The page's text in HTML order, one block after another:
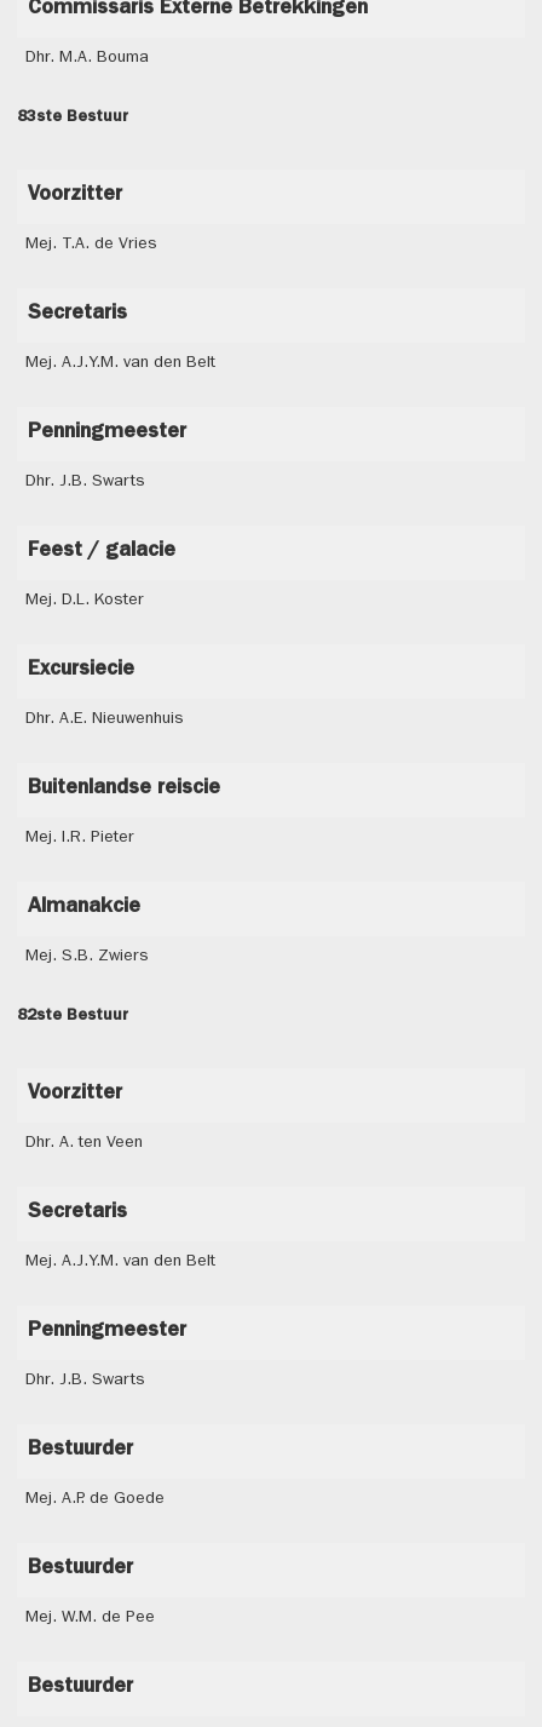
Commissaris Externe Betrekkingen
Dhr. M.A. Bouma
83ste Bestuur
Voorzitter
Mej. T.A. de Vries
Secretaris
Mej. A.J.Y.M. van den Belt
Penningmeester
Dhr. J.B. Swarts
Feest / galacie
Mej. D.L. Koster
Excursiecie
Dhr. A.E. Nieuwenhuis
Buitenlandse reiscie
Mej. I.R. Pieter
Almanakcie
Mej. S.B. Zwiers
82ste Bestuur
Voorzitter
Dhr. A. ten Veen
Secretaris
Mej. A.J.Y.M. van den Belt
Penningmeester
Dhr. J.B. Swarts
Bestuurder
Mej. A.P. de Goede
Bestuurder
Mej. W.M. de Pee
Bestuurder